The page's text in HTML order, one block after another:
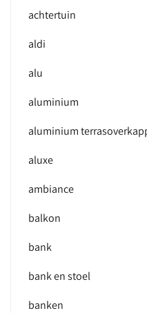
achtertuin
aldi
alu
aluminium
aluminium
aluxe
ambiance
balkon
bank
bank en stoel
banken